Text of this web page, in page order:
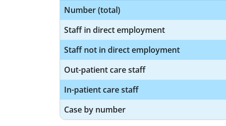
Number (total)
Staff in direct employment
Staff not in direct employment
Out-patient care staff
In-patient care staff
Case by number